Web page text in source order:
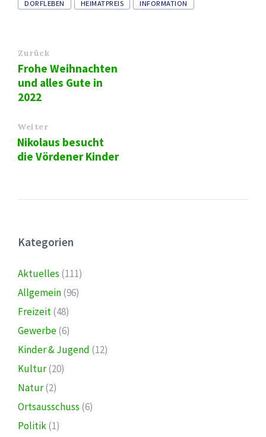
DORFLEBEN HEIMATPREIS INFORMATION
Zurück
Frohe Weihnachten
und alles Gute in
2022
Weiter
Nikolaus besucht
die Vördener Kinder
Kategorien
Aktuelles (111)
Allgemein(96)
Freizeit(48)
Gewerbe(6)
Kinder & Jugend (12)
Kultur(20)
Natur(2)
Ortsausschuss (6)
Politik(1)